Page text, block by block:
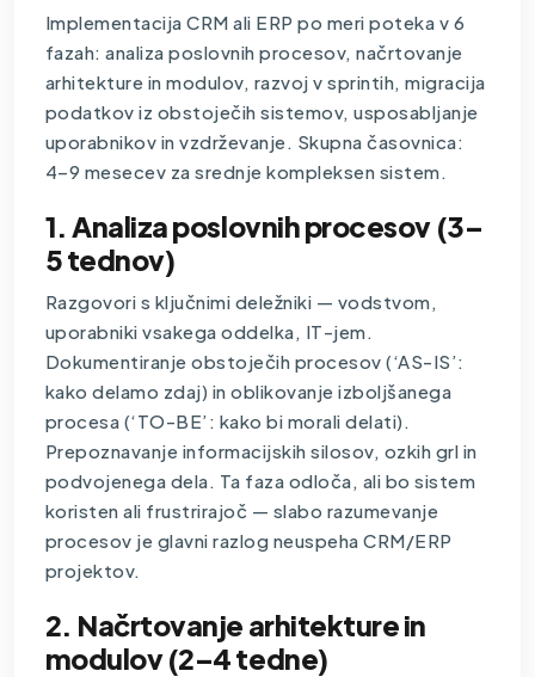
Implementacija CRM ali ERP po meri poteka v 6
fazah: analiza poslovnih procesov, načrtovanje
arhitekture in modulov, razvoj v sprintih, migracija
podatkov iz obstoječih sistemov, usposabljanje
uporabnikov in vzdrževanje. Skupna časovnica:
4–9 mesecev za srednje kompleksen sistem.
1. Analiza poslovnih procesov (3–
5 tednov)
Razgovori s ključnimi deležniki — vodstvom,
uporabniki vsakega oddelka, IT-jem.
Dokumentiranje obstoječih procesov (‘AS-IS’:
kako delamo zdaj) in oblikovanje izboljšanega
procesa (‘TO-BE’: kako bi morali delati).
Prepoznavanje informacijskih silosov, ozkih grl in
podvojenega dela. Ta faza odloča, ali bo sistem
koristen ali frustrirajoč — slabo razumevanje
procesov je glavni razlog neuspeha CRM/ERP
projektov.
2. Načrtovanje arhitekture in
modulov (2–4 tedne)